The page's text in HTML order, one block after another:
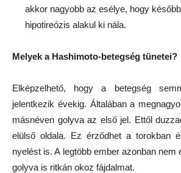
akkor nagyobb az esélye, hogy
hipotireózis alakul ki nála.
Melyek a Hashimoto-betegség tünetei?
Elképzelhető, hogy a betegség
jelentkezik évekig. Általában a
másnéven golyva az első jel. Ettől
elülső oldala. Ez érződhet a torokban
nyelést is. A legtöbb ember azonban nem
golyva is ritkán okoz fájdalmat.